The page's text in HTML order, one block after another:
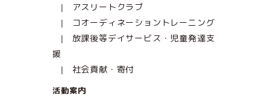
アスリートクラブ
コオーディネーショントレーニング
放課後等デイサービス・児童発達支
援
社会貢献・寄付
活動案内